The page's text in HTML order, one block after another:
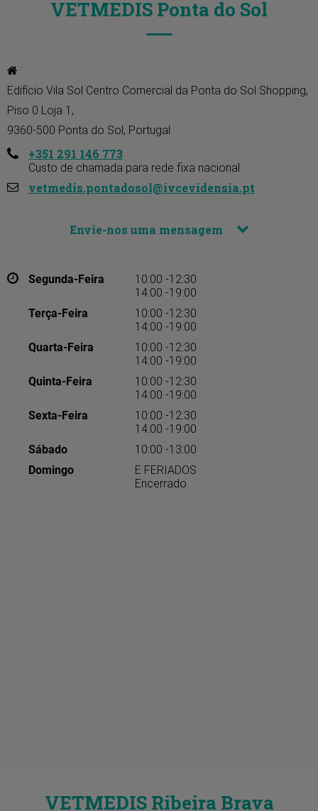
VETMEDIS Ponta do Sol
Edifício Vila Sol Centro Comercial da Ponta do Sol Shopping,
Piso 0 Loja 1,
9360-500 Ponta do Sol, Portugal
+351 291 146 773
Custo de chamada para rede fixa nacional
vetmedis.pontadosol@ivcevidensia.pt
Envie-nos uma mensagem
Segunda-Feira
10:00 -12:30
14:00 -19:00
Terça-Feira
10:00 -12:30
14:00 -19:00
Quarta-Feira
10:00 -12:30
14:00 -19:00
Quinta-Feira
10:00 -12:30
14:00 -19:00
Sexta-Feira
10:00 -12:30
14:00 -19:00
Sábado
10:00 -13:00
Domingo
E FERIADOS
Encerrado
VETMEDIS Ribeira Brava